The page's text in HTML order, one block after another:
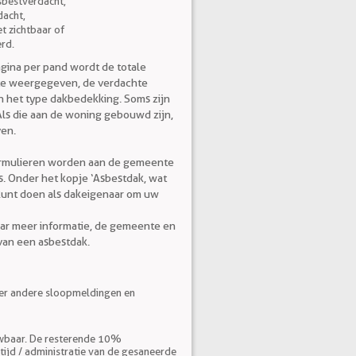
zichtbaar of
per pand wordt de totale
weergegeven, de verdachte
het type dakbedekking. Soms zijn
die aan de woning gebouwd zijn,
worden aan de gemeente
Onder het kopje ‘Asbestdak, wat
doen als dakeigenaar om uw
meer informatie, de gemeente en
een asbestdak.
andere sloopmeldingen en
De resterende 10%
/ administratie van de gesaneerde